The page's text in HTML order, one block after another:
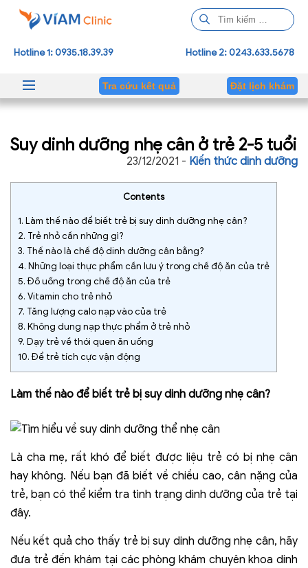
ì
m
h
o
Hotline 1: 0935.18.39.39 Hotline 2: 0243.633.5678
Tra cứu kết quả Đặt lịch khám
Suy dinh dưỡng nhẹ cân ở trẻ 2-5 tuổi
23/12/2021 - Kiến thức dinh dưỡng
Contents
1. Làm thế nào để biết trẻ bị suy dinh dưỡng nhẹ cân?
2. Trẻ nhỏ cần những gì?
3. Thế nào là chế độ dinh dưỡng cân bằng?
4. Những loại thực phẩm cần lưu ý trong chế độ ăn của trẻ
5.Đồ uống trong chế độ ăn của trẻ
6. Vitamin cho trẻ nhỏ
7. Tăng lượng calo nạp vào của trẻ
8. Không dung nạp thực phẩm ở trẻ nhỏ
9. Dạy trẻ về thói quen ăn uống
10.Để trẻ tích cực vận động
Làm thế nào để biết trẻ bị suy dinh dưỡng nhẹ cân?
Là cha mẹ, rất khó để biết được liệu trẻ có bị nhẹ cân
hay không. Nếu bạn đã biết về chiều cao, cân nặng của
trẻ, bạn có thể kiểm tra tình trạng dinh dưỡng của trẻ tại
đây.
Nếu kết quả cho thấy trẻ bị suy dinh dưỡng nhẹ cân, hãy
đưa trẻ đến khám tại các phòng khám chuyên khoa dinh